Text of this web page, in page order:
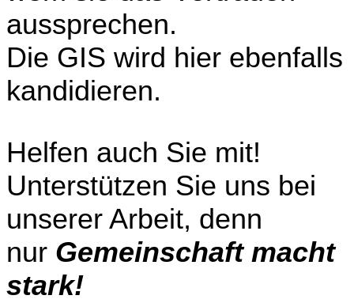
aussprechen.
Die GIS wird hier ebenfalls
kandidieren.
Helfen auch Sie mit!
Unterstützen Sie uns bei
unserer Arbeit, denn
nur Gemeinschaft macht
stark!